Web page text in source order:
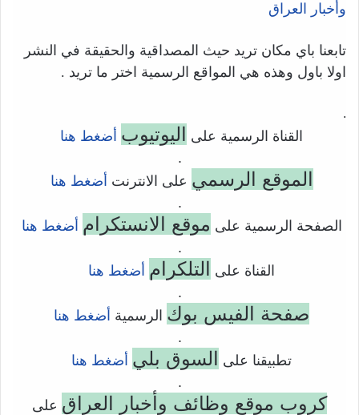
وأخبار العراق
تابعنا باي مكان تريد حيث المصداقية والحقيقة في النشر
اولا باول وهذه هي المواقع الرسمية اختر ما تريد .
.
القناة الرسمية على اليوتيوب أضغط هنا
.
الموقع الرسمي على الانترنت أضغط هنا
.
الصفحة الرسمية على موقع الانستكرام
أضغط هنا
.
القناة على
التلكرام
أضغط هنا
.
صفحة الفيس بوك الرسمية أضغط هنا
.
تطبيقنا على
السوق بلي أضغط هنا
.
كروب موقع وظائف وأخبار العراق على